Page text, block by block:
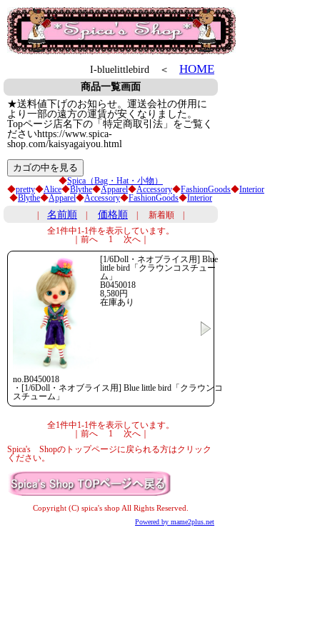
I-bluelittlebird ＜ HOME
商品一覧画面
★送料値下げのお知らせ。運送会社の併用に
より一部の遠方の運賃が安くなりました。
Topページ店名下の「特定商取引法」をご覧く
ださいhttps://www.spica-
shop.com/kaisyagaiyou.html
◆Spica（Bag・Hat・小物）
◆pretty◆Alice◆Blythe◆Apparel◆Accessory◆FashionGoods◆Interior
◆Blythe◆Apparel◆Accessory◆FashionGoods◆Interior
| 名前順 | 価格順 | 新着順 |
全1件中1-1件を表示しています。
｜前へ 1 次へ｜
[1/6Doll・ネオブライス用] Blue
little bird「クラウンコスチュー
ム」
B0450018
8,580円
在庫あり
no.B0450018
・[1/6Doll・ネオブライス用] Blue little bird「クラウンコ
スチューム」
全1件中1-1件を表示しています。
｜前へ 1 次へ｜
Spica's Shopのトップページに戻られる方はクリック
ください。
Copyright (C) spica's shop All Rights Reserved.
Powered by mame2plus.net